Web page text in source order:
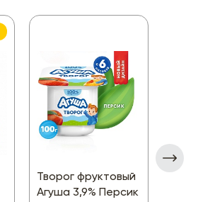
Творог фруктовый
Агуша 3,9% Персик